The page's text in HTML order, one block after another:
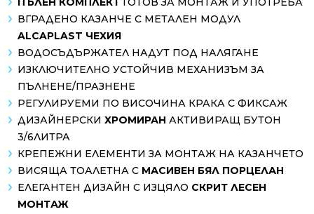
ВГРАДЕНО КАЗАНЧЕ С МЕТАЛЕН МОДУЛ
ALCAPLAST ЧЕХИЯ
ВОДОСЪДЪРЖАТЕЛ НАДУТ ПОД НАЛЯГАНЕ
ИЗКЛЮЧИТЕЛНО УСТОЙЧИВ МЕХАНИЗЪМ ЗА
ПЪЛНЕНЕ/ПРАЗНЕНЕ
РЕГУЛИРУЕМИ ПО ВИСОЧИНА КРАКА С ФИКСАЖ
ДИЗАЙНЕРСКИ ХРОМИРАН АКТИВИРАЩ БУТОН
3/6ЛИТРА
КРЕПЕЖНИ ЕЛЕМЕНТИ ЗА МОНТАЖ НА КАЗАНЧЕТО
ВИСЯЩА ТОАЛЕТНА С МАСИВЕН БЯЛ ПОРЦЕЛАН
ЕЛЕГАНТЕН ДИЗАЙН С ИЗЦЯЛО СКРИТ ЛЕСЕН
МОНТАЖ